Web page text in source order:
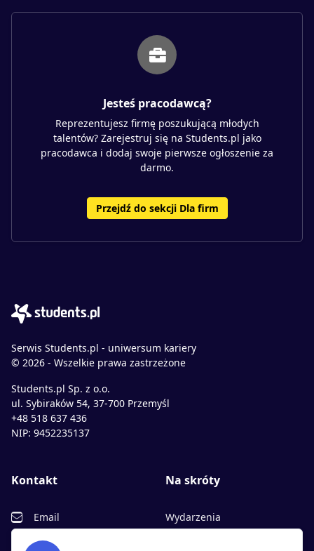
Jesteś pracodawcą?
Reprezentujesz firmę poszukującą młodych
talentów? Zarejestruj się na Students.pl jako
pracodawca i dodaj swoje pierwsze ogłoszenie za
darmo.
Przejdź do sekcji Dla firm
Serwis Students.pl - uniwersum kariery
© 2026 - Wszelkie prawa zastrzeżone
Students.pl Sp. z o.o.
ul. Sybiraków 54, 37-700 Przemyśl
+48 518 637 436
NIP: 9452235137
Kontakt
Email
Facebook
Na skróty
Wydarzenia